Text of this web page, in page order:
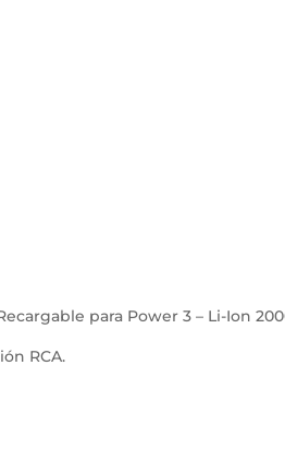
para Power 3 – Li-Ion
RCA.